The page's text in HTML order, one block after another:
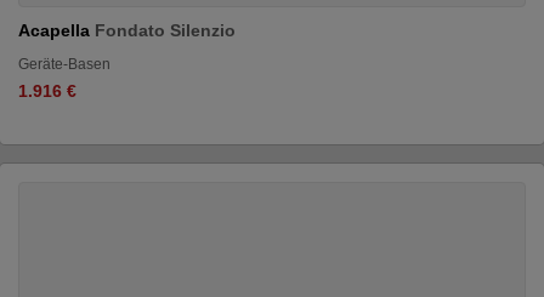
Acapella Fondato Silenzio
Geräte-Basen
1.916 €